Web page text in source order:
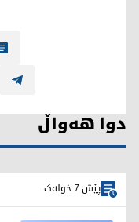
دوا هەواڵ
پێش 7 خولەک